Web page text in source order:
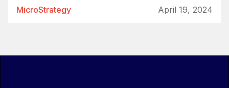
MicroStrategy April 19, 2024